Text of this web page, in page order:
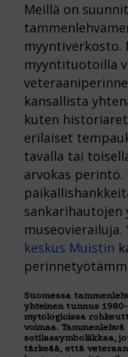
Meillä on
myyntiverkosto.
myyntituotoilla
kansallista
kuten
erilaiset
tavalla tai
arvokas perintö.
sankarihautojen
museovierailuja.
keskus Muistin
Suomessa
yhteinen tunnus
mytologioissa
voimaa.
sotilassymboliikkaa,
tärkeää, että